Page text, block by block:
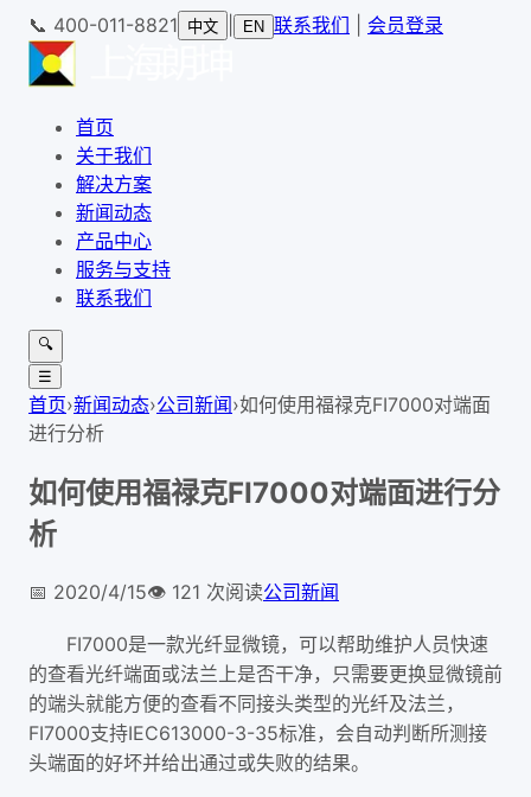
📞 400-011-8821 中文 EN 联系我们 会员登录
首页
关于我们
解决方案
新闻动态
产品中心
服务与支持
联系我们
🔍
☰
首页›新闻动态›公司新闻›如何使用福禄克FI7000对端面
进行分析
如何使用福禄克FI7000对端面进行分
析
📅 2020/4/15👁️ 121 次阅读公司新闻
FI7000是一款光纤显微镜，可以帮助维护人员快速
的查看光纤端面或法兰上是否干净，只需要更换显微镜前
的端头就能方便的查看不同接头类型的光纤及法兰，
FI7000支持IEC613000-3-35标准，会自动判断所测接
头端面的好坏并给出通过或失败的结果。